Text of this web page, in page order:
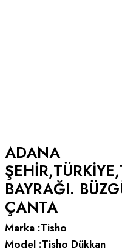
ADANA
BAYRAĞI.
ÇANTA
Marka :Tisho
Model :Tisho Dükkan